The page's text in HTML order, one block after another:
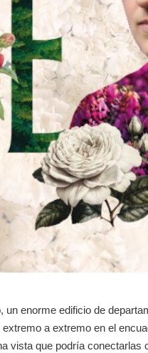
enorme edificio de
a extremo en el
que podría conectarlas